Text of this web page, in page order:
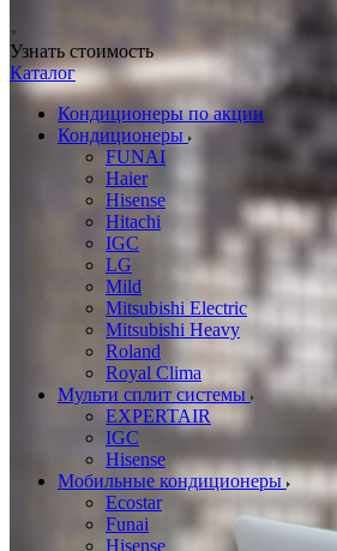
Узнать стоимость
Каталог
Кондиционеры по акции
Кондиционеры
FUNAI
Haier
Hisense
Hitachi
IGC
LG
Mild
Mitsubishi Electric
Mitsubishi Heavy
Roland
Royal Clima
Мульти сплит системы
EXPERTAIR
IGC
Hisense
Мобильные кондиционеры
Ecostar
Funai
Hisense